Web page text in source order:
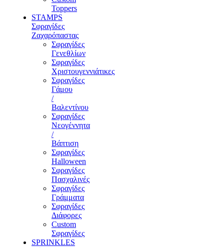
Toppers
STAMPS
Σφραγίδες
Ζαχαρόπαστας
Σφραγίδες
Γενεθλίων
Σφραγίδες
Χριστουγεννιάτικες
Σφραγίδες
Γάμου
/
Βαλεντίνου
Σφραγίδες
Νεογέννητα
/
Βάπτιση
Σφραγίδες
Halloween
Σφραγίδες
Πασχαλινές
Σφραγίδες
Γράμματα
Σφραγίδες
Διάφορες
Custom
Σφραγίδες
SPRINKLES